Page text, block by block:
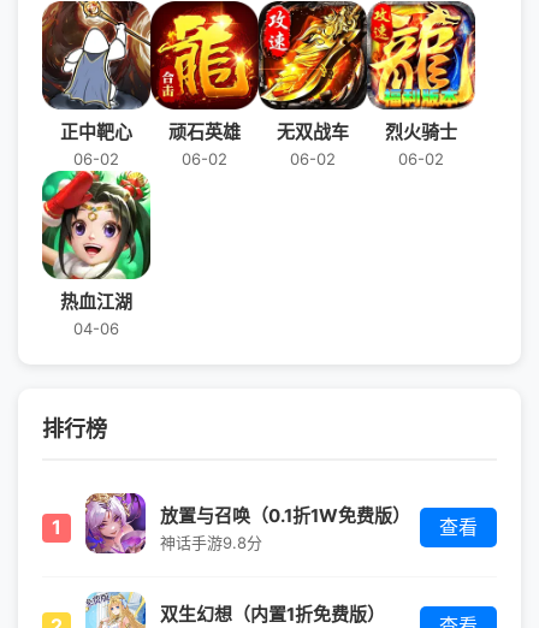
正中靶心
06-02
顽石英雄
06-02
无双战车
06-02
烈火骑士
06-02
热血江湖
04-06
排行榜
1 放置与召唤（0.1折1W免费版）
神话手游9.8分
查看
双生幻想（内置1折免费版）